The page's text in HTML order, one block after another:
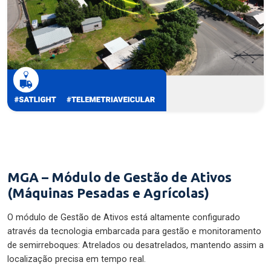
MGA – Módulo de Gestão de Ativos
(Máquinas Pesadas e Agrícolas)
O módulo de Gestão de Ativos está altamente configurado
através da tecnologia embarcada para gestão e monitoramento
de semirreboques: Atrelados ou desatrelados, mantendo assim a
localização precisa em tempo real.